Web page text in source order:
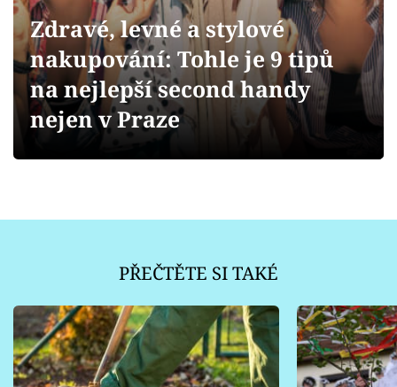
Přihlášení
Sledujte nás
Zdravé, levné a stylové
nakupování: Tohle je 9 tipů
na nejlepší second handy
nejen v Praze
PŘEČTĚTE SI TAKÉ